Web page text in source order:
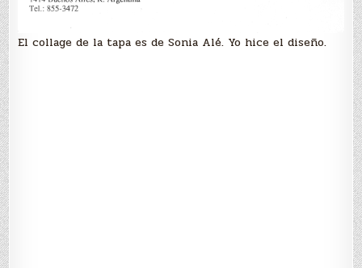
El collage de la tapa es de Sonia Alé. Yo hice el diseño.